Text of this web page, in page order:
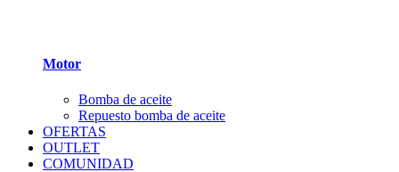
Motor
Bomba de aceite
Repuesto bomba de aceite
OFERTAS
OUTLET
COMUNIDAD